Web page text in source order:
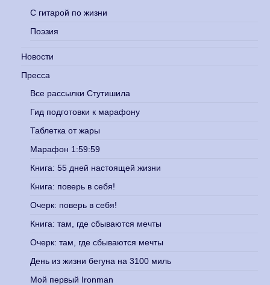
С гитарой по жизни
Поэзия
Новости
Пресса
Все рассылки Стутишила
Гид подготовки к марафону
Таблетка от жары
Марафон 1:59:59
Книга: 55 дней настоящей жизни
Книга: поверь в себя!
Очерк: поверь в себя!
Книга: там, где сбываются мечты
Очерк: там, где сбываются мечты
День из жизни бегуна на 3100 миль
Мой первый Ironman